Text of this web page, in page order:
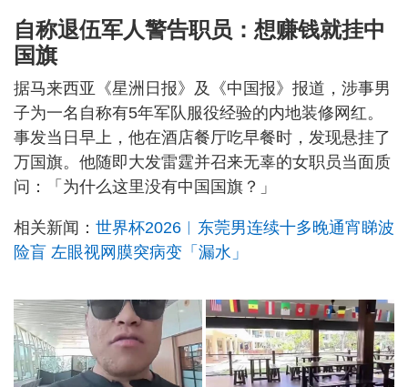
自称退伍军人警告职员：想赚钱就挂中
国旗
据马来西亚《星洲日报》及《中国报》报道，涉事男
子为一名自称有5年军队服役经验的内地装修网红。
事发当日早上，他在酒店餐厅吃早餐时，发现悬挂了
万国旗。他随即大发雷霆并召来无辜的女职员当面质
问：「为什么这里没有中国国旗？」
相关新闻： 世界杯2026︱东莞男连续十多晚通宵睇波
险盲 左眼视网膜突病变「漏水」